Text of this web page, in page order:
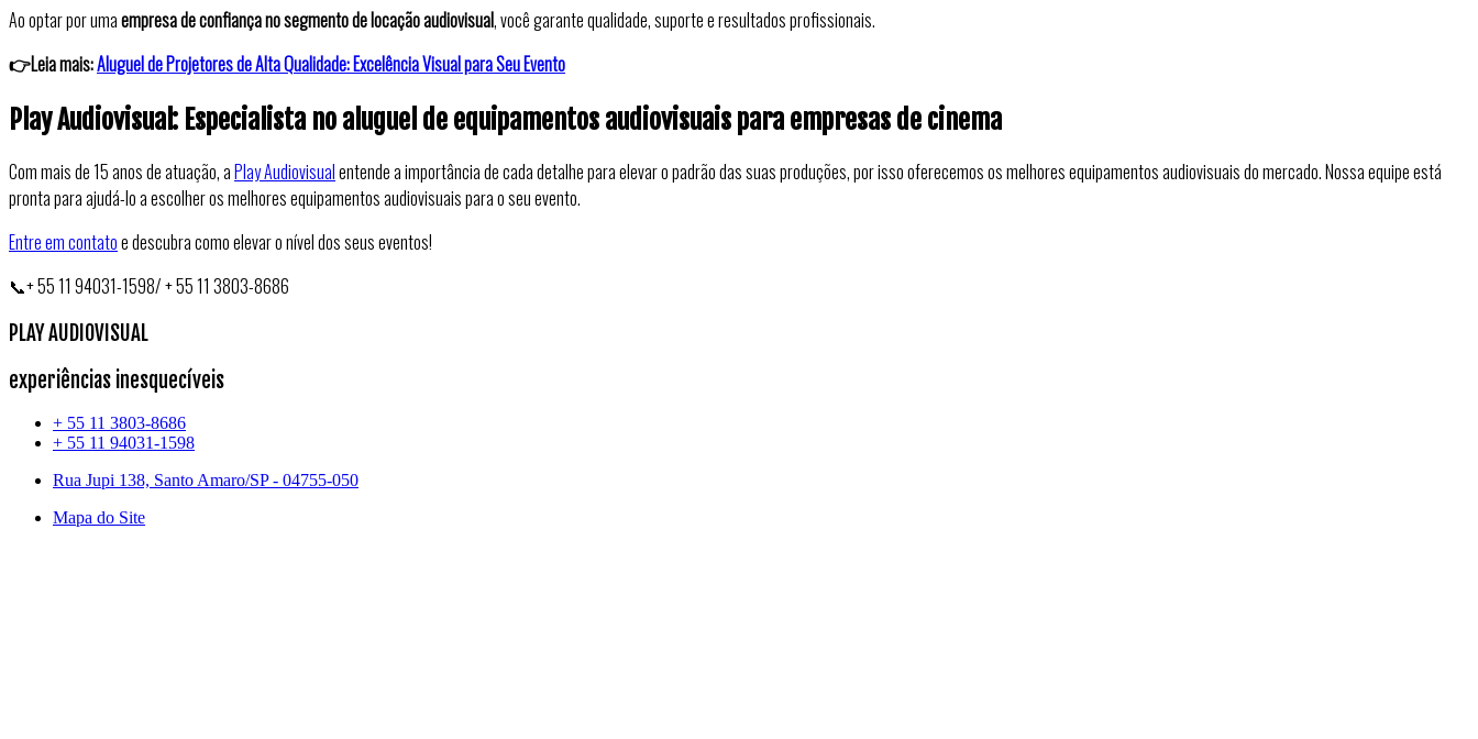
Ao optar por umaempresa de confiança no segmento de locação audiovisual, você garante qualidade, suporte e resultados profissionais.
👉Leia mais:Aluguel de Projetores de Alta Qualidade: Excelência Visual para Seu Evento
Play Audiovisual: Especialista no aluguel de equipamentos audiovisuais para empresas de cinema
Com mais de 15 anos de atuação, aPlay Audiovisualentende a importância de cada detalhe para elevar o padrão das suas produções, por isso oferecemos os melhores equipamentos audiovisuais do mercado. Nossa equipe está
pronta para ajudá-lo a escolher os melhores equipamentos audiovisuais para o seu evento.
Entre em contatoe descubra como elevar o nível dos seus eventos!
📞+ 55 11 94031-1598/ + 55 11 3803-8686
PLAY AUDIOVISUAL
experiências inesquecíveis
+ 55 11 3803-8686
+ 55 11 94031-1598
Rua Jupi 138, Santo Amaro/SP - 04755-050
Mapa do Site